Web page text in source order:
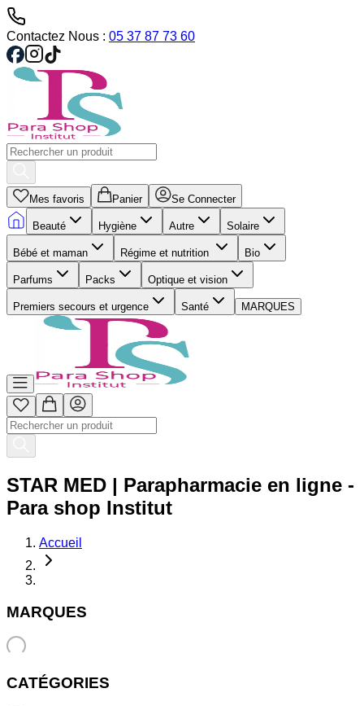
Contactez Nous : 05 37 87 73 60
Mes favoris Panier Se Connecter
Beauté Hygiène Autre Solaire
Bébé et maman Régime et nutrition Bio
Parfums Packs Optique et vision
Premiers secours et urgence Santé MARQUES
STAR MED | Parapharmacie en ligne -
Para shop Institut
Accueil
MARQUES
CATÉGORIES